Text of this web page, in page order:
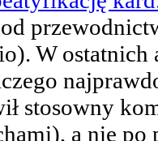
W
stosowny
a nie